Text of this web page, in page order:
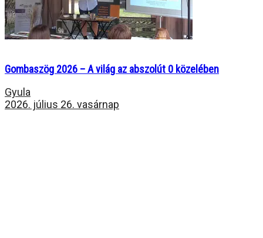
Gombaszög 2026 – A világ az abszolút 0 közelében
Gyula
2026. július 26. vasárnap